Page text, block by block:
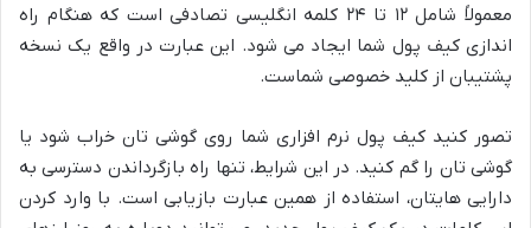
معمولاً شامل ۱۲ تا ۲۴ کلمه انگلیسی تصادفی است که هنگام راه
اندازی کیف پول شما ایجاد می شود. این عبارت در واقع یک نسخه
پشتیبان از کلید خصوصی شماست.
تصور کنید کیف پول نرم افزاری شما روی گوشی تان خراب شود یا
گوشی تان را گم کنید. در این شرایط، تنها راه بازگرداندن دسترسی به
دارایی هایتان، استفاده از همین عبارت بازیابی است. با وارد کردن